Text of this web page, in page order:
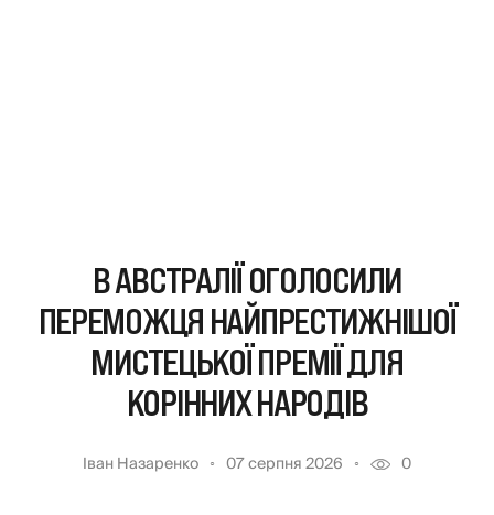
В АВСТРАЛІЇ ОГОЛОСИЛИ
ПЕРЕМОЖЦЯ НАЙПРЕСТИЖНІШОЇ
МИСТЕЦЬКОЇ ПРЕМІЇ ДЛЯ
КОРІННИХ НАРОДІВ
Іван Назаренко 07 серпня 2026 0